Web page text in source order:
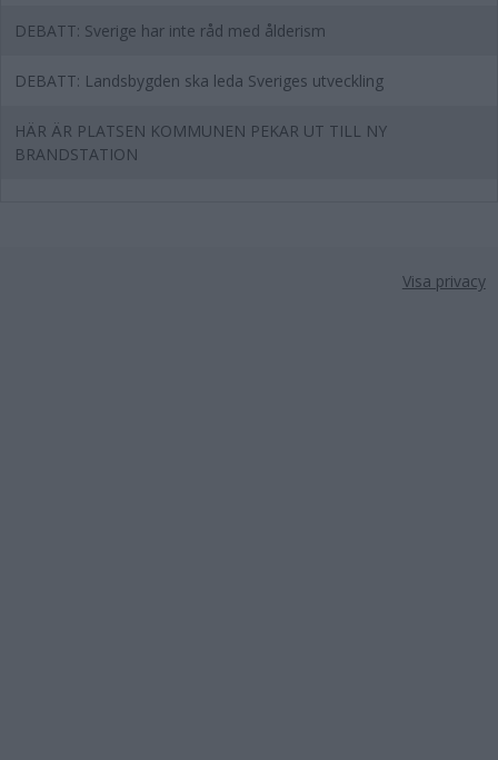
DEBATT: Sverige har inte råd med ålderism
DEBATT: Landsbygden ska leda Sveriges utveckling
HÄR ÄR PLATSEN KOMMUNEN PEKAR UT TILL NY
BRANDSTATION
Visa privacy